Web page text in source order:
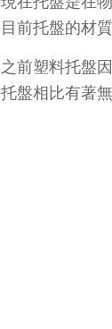
目前托盤的材質
之前塑料托盤因
托盤相比有著無